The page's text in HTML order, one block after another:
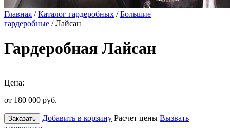
Главная /Каталог гардеробных /Большие
гардеробные / Лайсан
Гардеробная Лайсан
Цена:
от 180 000 руб.
Заказать Добавить в корзину Расчет цены Вызвать